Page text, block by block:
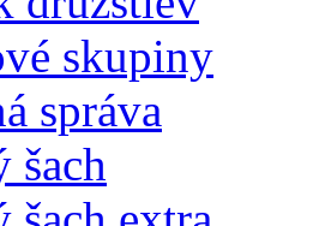
skupiny
správa
šach